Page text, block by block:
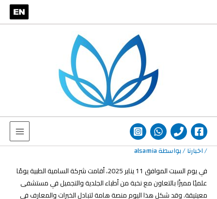
Main
Menu
/اخبارنا/ بواسطةalsamia
في يوم السبت الموافق 11 يناير 2025، أقامت شركة السامية الطبية يومًا
علميًا مميزًا بالتعاون مع نخبة من أطباء الجلدية والتجميل في مستشفى
معيتيقة. وقد شكل هذا اليوم منصة هامة لتبادل الخبرات والمعارف في